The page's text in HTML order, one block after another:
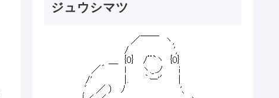
ジュウシマツ